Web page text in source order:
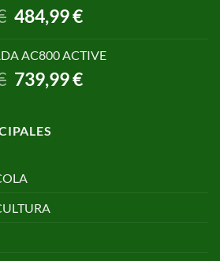
650,00 €.
499,00 €.
El
precio
era:
582,46 €.
484,99€El
precio
es:
484,99 €.
AC800 ACTIVE
El
precio
era:
899,00 €.
739,99€El
precio